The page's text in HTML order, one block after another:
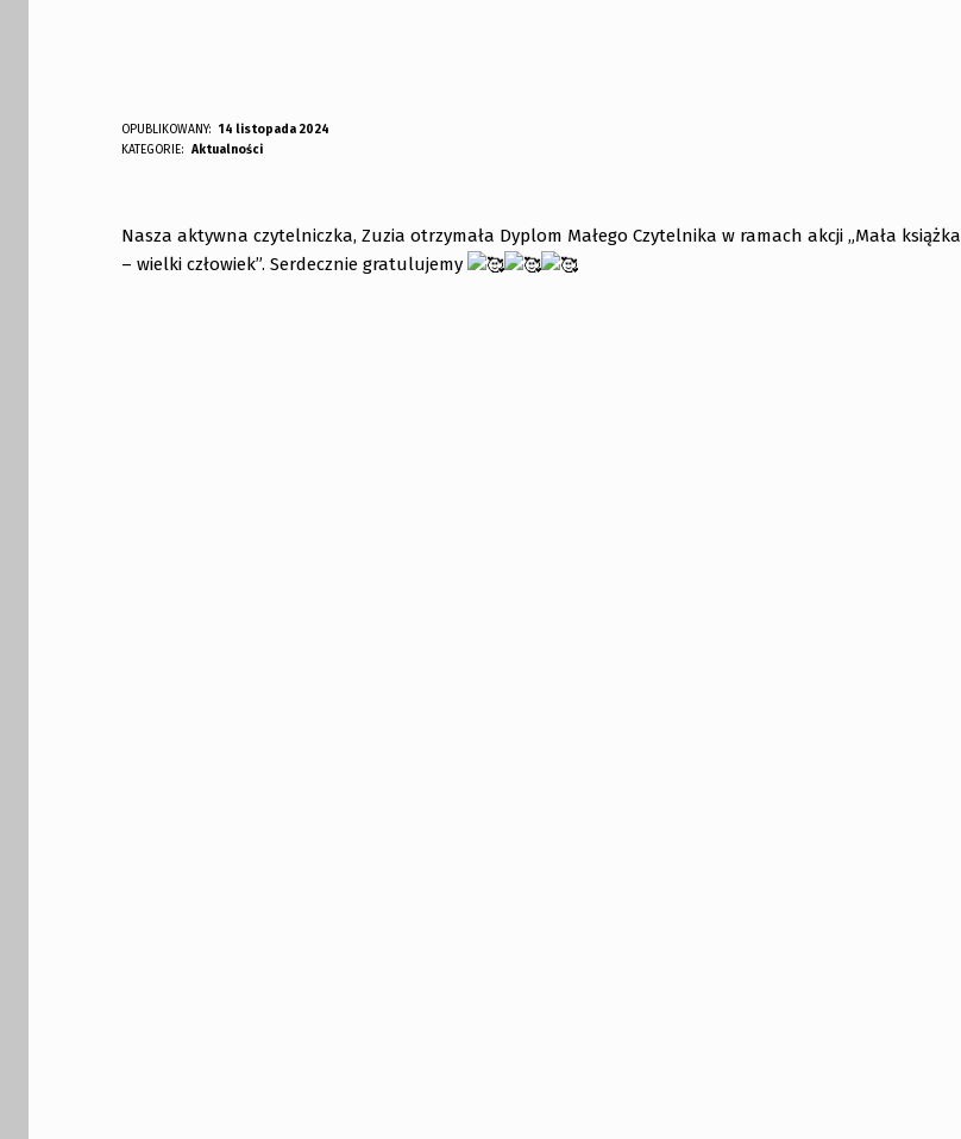
M
Ł
A
OPUBLIKOWANY: 14 listopada 2024
DODANY PRZEZ:
KATEGORIE: Aktualności
Nasza aktywna czytelniczka, Zuzia otrzymała Dyplom Małego Czytelnika w ramach akcji „Mała książka
– wielki człowiek”. Serdecznie gratulujemy